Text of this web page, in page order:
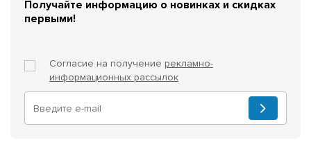
Получайте информацию о новинках и скидках
первыми!
Согласие на получение рекламно-
информационных рассылок